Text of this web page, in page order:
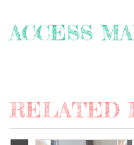
ACCESS
RELATED